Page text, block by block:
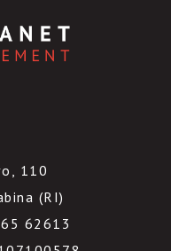
110
(RI)
62613